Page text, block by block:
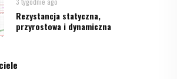
Rezystancja statyczna,
przyrostowa i dynamiczna